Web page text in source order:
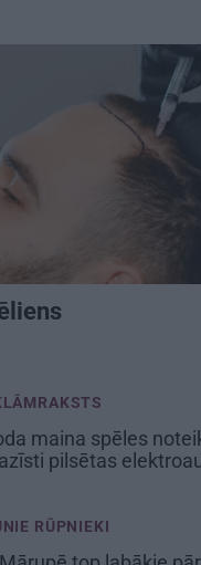
maina spēles
pilsētas
RŪPNIEKI